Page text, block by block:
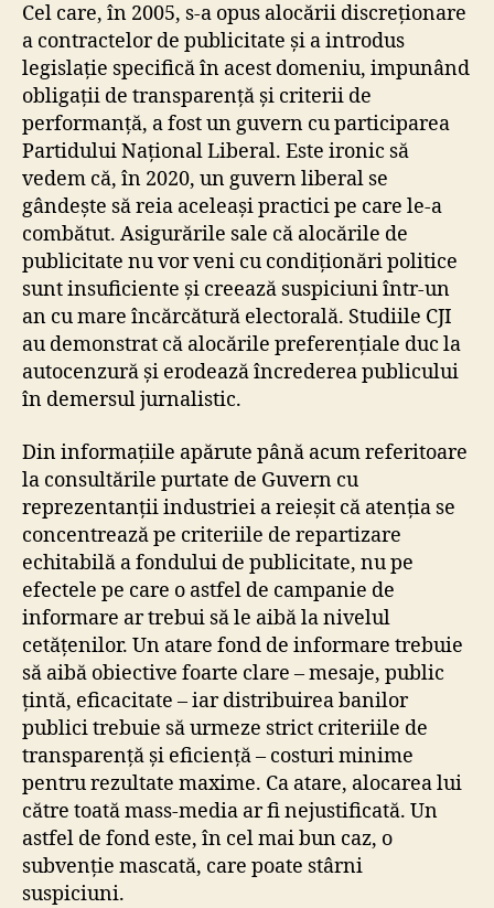
Cel care, în 2005, s-a opus alocării discreționare
a contractelor de publicitate și a introdus
legislație specifică în acest domeniu, impunând
obligații de transparență și criterii de
performanță, a fost un guvern cu participarea
Partidului Național Liberal. Este ironic să
vedem că, în 2020, un guvern liberal se
gândește să reia aceleași practici pe care le-a
combătut. Asigurările sale că alocările de
publicitate nu vor veni cu condiționări politice
sunt insuficiente și creează suspiciuni într-un
an cu mare încărcătură electorală. Studiile CJI
au demonstrat că alocările preferențiale duc la
autocenzură și erodează încrederea publicului
în demersul jurnalistic.
Din informațiile apărute până acum referitoare
la consultările purtate de Guvern cu
reprezentanții industriei a reieșit că atenția se
concentrează pe criteriile de repartizare
echitabilă a fondului de publicitate, nu pe
efectele pe care o astfel de campanie de
informare ar trebui să le aibă la nivelul
cetățenilor. Un atare fond de informare trebuie
să aibă obiective foarte clare – mesaje, public
țintă, eficacitate – iar distribuirea banilor
publici trebuie să urmeze strict criteriile de
transparență și eficiență – costuri minime
pentru rezultate maxime. Ca atare, alocarea lui
către toată mass-media ar fi nejustificată. Un
astfel de fond este, în cel mai bun caz, o
subvenție mascată, care poate stârni
suspiciuni.